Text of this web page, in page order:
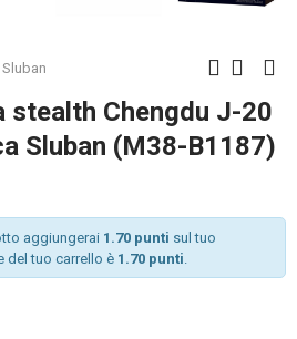
stealth Chengdu J-20
Sluban (M38-B1187)
aggiungerai 1.70 punti sul tuo
del tuo carrello è 1.70 punti